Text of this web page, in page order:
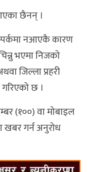
छैनन् ।
नआएकै कारण
भएमा निजको
जिल्ला प्रहरी
छ ।
(१००) वा मोबाइल
खबर गर्न अनुरोध